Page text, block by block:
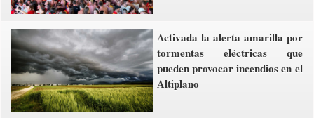
Activada la alerta amarilla por
tormentas eléctricas que
pueden provocar incendios en el
Altiplano